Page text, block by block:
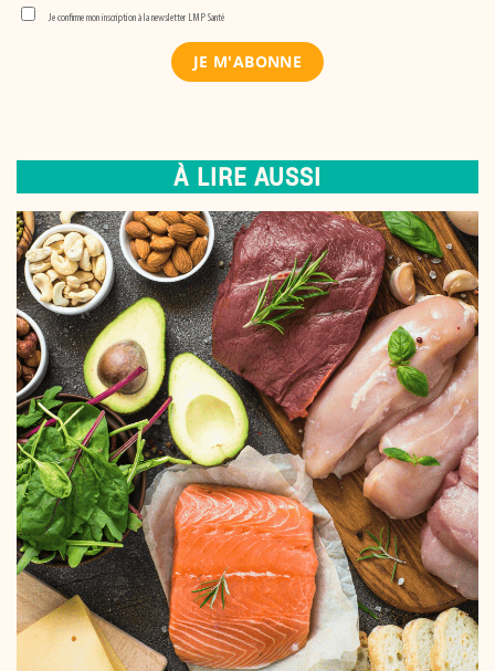
Je confirme mon inscription à la newsletter LMP Santé
À LIRE AUSSI